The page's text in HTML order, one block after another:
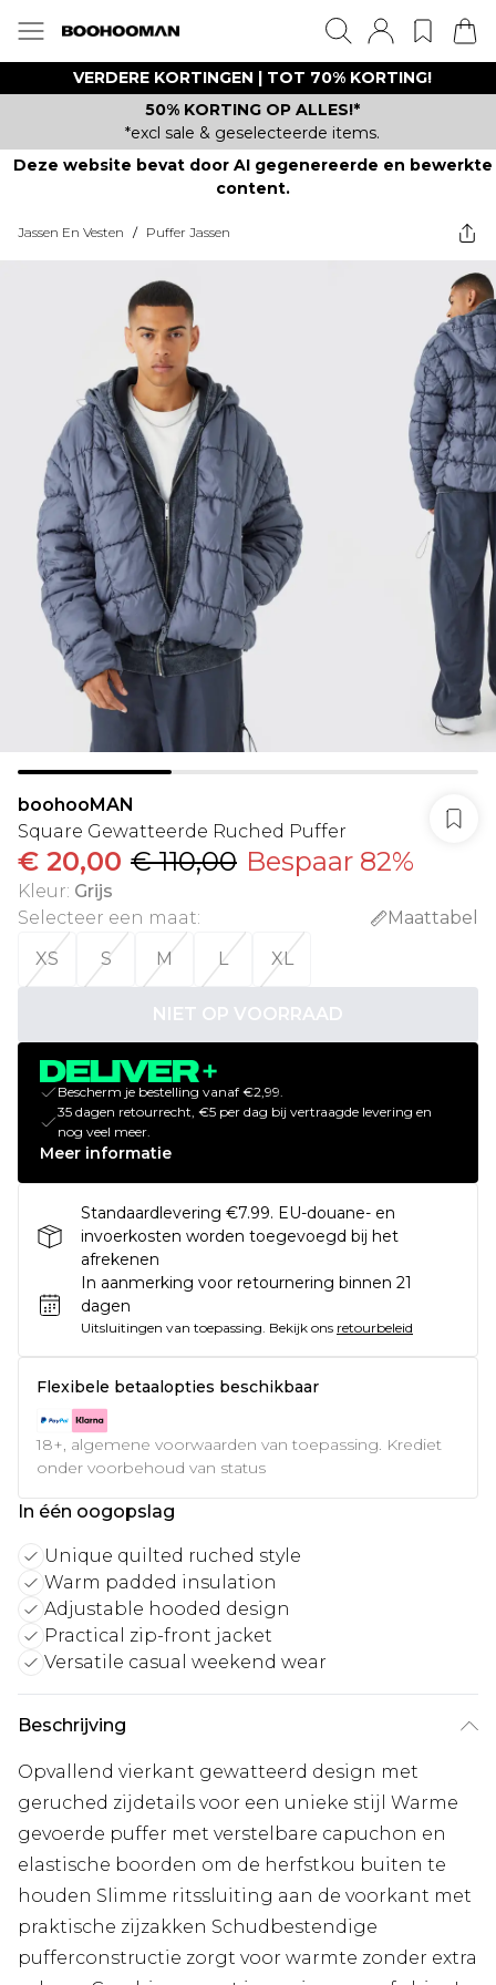
VERDERE KORTINGEN | TOT 70% KORTING!
50% KORTING OP ALLES!*
*excl sale & geselecteerde items.
Deze website bevat door AI gegenereerde en bewerkte
content.
Jassen En Vesten / Puffer Jassen
boohooMAN
Square Gewatteerde Ruched Puffer
€ 20,00 € 110,00 Bespaar 82%
Kleur: Grijs
Selecteer een maat:
Maattabel
XS
S M L XL
NIET OP VOORRAAD
Bescherm je bestelling vanaf €2,99.
35 dagen retourrecht, €5 per dag bij vertraagde levering en
nog veel meer.
Meer informatie
Standaardlevering €7.99. EU-douane- en
invoerkosten worden toegevoegd bij het
afrekenen
In aanmerking voor retournering binnen 21
dagen
Uitsluitingen van toepassing. Bekijk ons retourbeleid
Flexibele betaalopties beschikbaar
18+, algemene voorwaarden van toepassing. Krediet
onder voorbehoud van status
In één oogopslag
Unique quilted ruched style
Warm padded insulation
Adjustable hooded design
Practical zip-front jacket
Versatile casual weekend wear
Beschrijving
Opvallend vierkant gewatteerd design met
geruched zijdetails voor een unieke stijl Warme
gevoerde puffer met verstelbare capuchon en
elastische boorden om de herfstkou buiten te
houden Slimme ritssluiting aan de voorkant met
praktische zijzakken Schudbestendige
pufferconstructie zorgt voor warmte zonder extra